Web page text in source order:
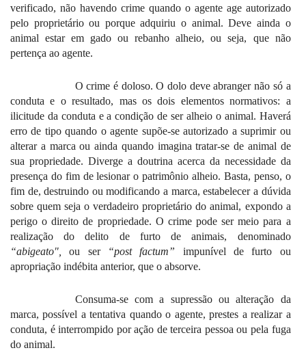
verificado, não havendo crime quando o agente age autorizado
pelo proprietário ou porque adquiriu o animal. Deve ainda o
animal estar em gado ou rebanho alheio, ou seja, que não
pertença ao agente.
O crime é doloso. O dolo deve abranger não só a
conduta e o resultado, mas os dois elementos normativos: a
ilicitude da conduta e a condição de ser alheio o animal. Haverá
erro de tipo quando o agente supõe-se autorizado a suprimir ou
alterar a marca ou ainda quando imagina tratar-se de animal de
sua propriedade. Diverge a doutrina acerca da necessidade da
presença do fim de lesionar o patrimônio alheio. Basta, penso, o
fim de, destruindo ou modificando a marca, estabelecer a dúvida
sobre quem seja o verdadeiro proprietário do animal, expondo a
perigo o direito de propriedade. O crime pode ser meio para a
realização do delito de furto de animais, denominado
“abigeato",
ou ser “post factum” impunível de furto ou
apropriação indébita anterior, que o absorve.
Consuma-se com a supressão ou alteração da
marca, possível a tentativa quando o agente, prestes a realizar a
conduta, é interrompido por ação de terceira pessoa ou pela fuga
do animal.